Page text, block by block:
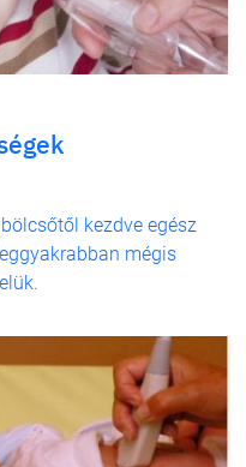
kezdve egész
mégis